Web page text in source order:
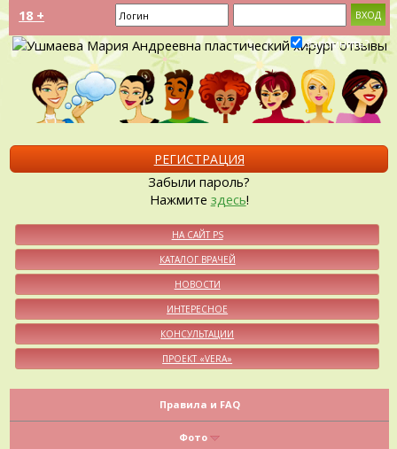
18 +
Запомнить?
РЕГИСТРАЦИЯ
Забыли пароль?
Нажмите здесь!
НА САЙТ PS
КАТАЛОГ ВРАЧЕЙ
НОВОСТИ
ИНТЕРЕСНОЕ
КОНСУЛЬТАЦИИ
ПРОЕКТ «VERA»
Правила и FAQ
Фото